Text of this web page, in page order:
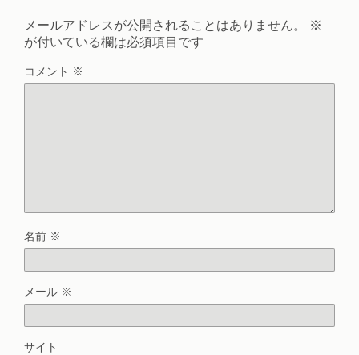
メールアドレスが公開されることはありません。
※
が付いている欄は必須項目です
コメント ※
名前 ※
メール ※
サイト